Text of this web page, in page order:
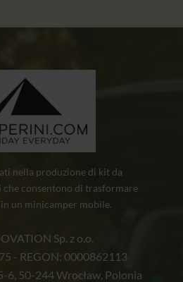
310,00 zł.
299,00 zł.
nella produzione di kit da
che consentono di trasformare
un minicamper mobile.
Sp. z o.o.
- REGON: 0000862113
6, 50-244 Wrocław, Polonia